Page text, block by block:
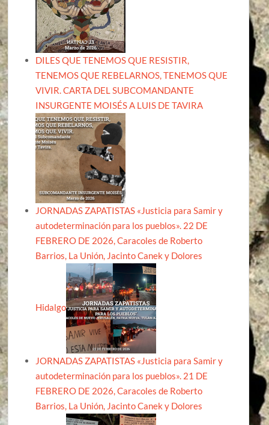
DILES QUE TENEMOS QUE RESISTIR,
TENEMOS QUE REBELARNOS, TENEMOS QUE
VIVIR. CARTA DEL SUBCOMANDANTE
INSURGENTE MOISÉS A LUIS DE TAVIRA
JORNADAS ZAPATISTAS «Justicia para Samir y
autodeterminación para los pueblos». 22 DE
FEBRERO DE 2026, Caracoles de Roberto
Barrios, La Unión, Jacinto Canek y Dolores
Hidalgo
JORNADAS ZAPATISTAS «Justicia para Samir y
autodeterminación para los pueblos». 21 DE
FEBRERO DE 2026, Caracoles de Roberto
Barrios, La Unión, Jacinto Canek y Dolores